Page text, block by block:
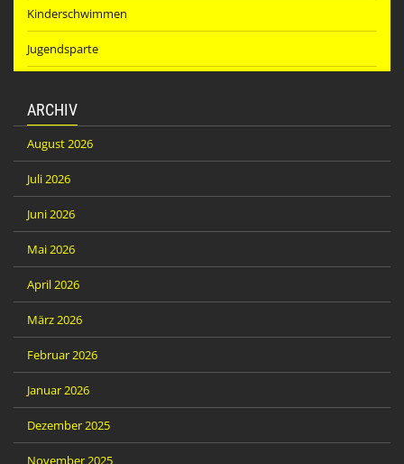
Kinderschwimmen
Jugendsparte
ARCHIV
August 2026
Juli 2026
Juni 2026
Mai 2026
April 2026
März 2026
Februar 2026
Januar 2026
Dezember 2025
November 2025